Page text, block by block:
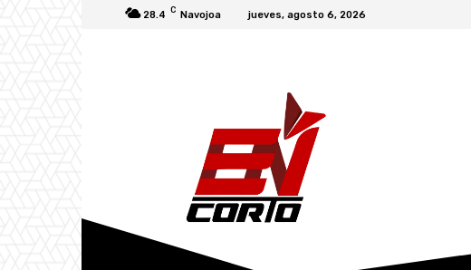
28.4 C Navojoa jueves, agosto 6, 2026